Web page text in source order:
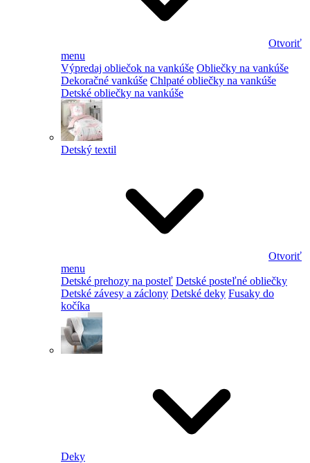
Otvoriť
menu
Výpredaj obliečok na vankúše Obliečky na vankúše
Dekoračné vankúše Chlpaté obliečky na vankúše
Detské obliečky na vankúše
Detský textil
Otvoriť
menu
Detské prehozy na posteľ Detské posteľné obliečky
Detské závesy a záclony Detské deky Fusaky do
kočíka
Deky